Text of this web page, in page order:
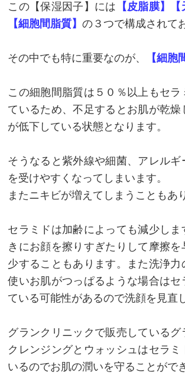
この【保湿因子】には 【皮脂膜】【
【細胞間脂質】の３つで構成されて
その中でも特に重要なのが、 【細胞
この細胞間脂質は５０％以上もセ
ているため、不足するとお肌が乾燥
が低下している状態となります。
そうなると紫外線や細菌、アレルギ
を受けやすくなってしまいます。
またニキビが増えてしまうこともあ
セラミドは加齢によっても減少しま
きにお顔を擦りすぎたりして摩擦
少することもあります。また洗浄力
使いお肌がつっぱるような場合はセ
ている可能性があるので洗顔を見直
グランクリニックで販売している
クレンジングとウォッシュはセラミ
いるのでお肌の潤いを守ることがで